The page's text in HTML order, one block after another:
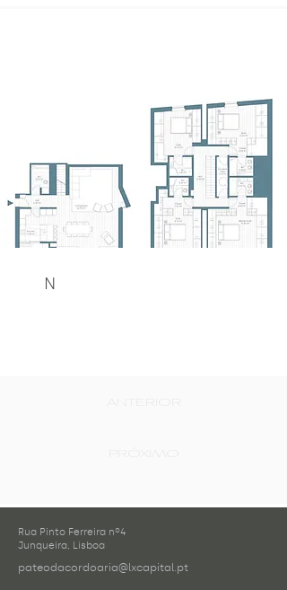
N
Rua Pinto Ferreira nº4
Junqueira, Lisboa
pateodacordoaria@lxcapital.pt